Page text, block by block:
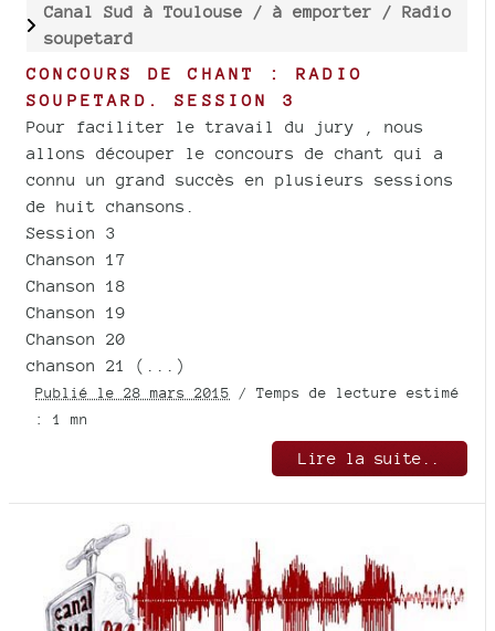
Canal Sud à Toulouse / à emporter / Radio
soupetard
CONCOURS DE CHANT : RADIO
SOUPETARD. SESSION 3
Pour faciliter le travail du jury , nous
allons découper le concours de chant qui a
connu un grand succès en plusieurs sessions
de huit chansons.
Session 3
Chanson 17
Chanson 18
Chanson 19
Chanson 20
chanson 21 (...)
Publié le 28 mars 2015 / Temps de lecture estimé
: 1 mn
Lire la suite..